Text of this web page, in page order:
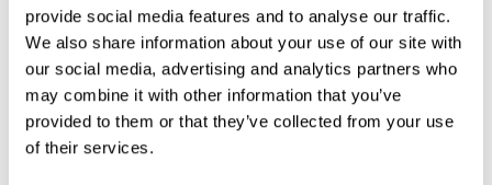
provide social media features and to analyse our traffic.
We also share information about your use of our site with
our social media, advertising and analytics partners who
may combine it with other information that you’ve
provided to them or that they’ve collected from your use
of their services.
Detail položky
> Zobrazit detail položky a informace o autorovi